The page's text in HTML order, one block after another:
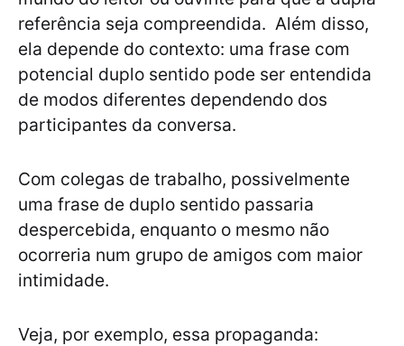
referência seja compreendida. Além disso,
ela depende do contexto: uma frase com
potencial duplo sentido pode ser entendida
de modos diferentes dependendo dos
participantes da conversa.
Com colegas de trabalho, possivelmente
uma frase de duplo sentido passaria
despercebida, enquanto o mesmo não
ocorreria num grupo de amigos com maior
intimidade.
Veja, por exemplo, essa propaganda: